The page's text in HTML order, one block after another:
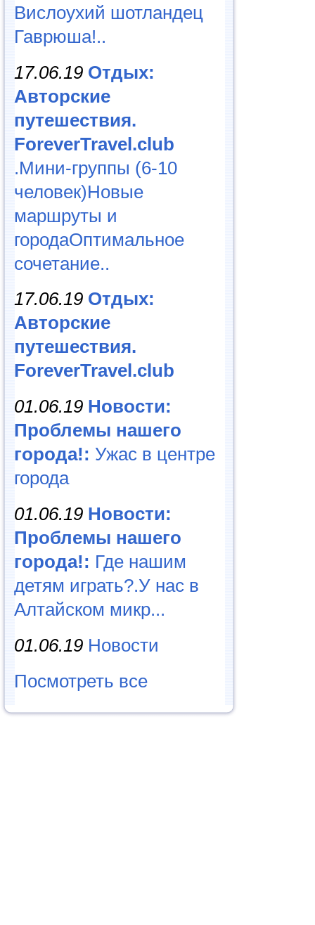
Вислоухий шотландец
Гаврюша!..
17.06.19 Отдых:
Авторские
путешествия.
ForeverTravel.club
.Мини-группы (6-10
человек)Новые
маршруты и
городаОптимальное
сочетание..
17.06.19 Отдых:
Авторские
путешествия.
ForeverTravel.club
01.06.19 Новости:
Проблемы нашего
города!: Ужас в центре
города
01.06.19 Новости:
Проблемы нашего
города!: Где нашим
детям играть?.У нас в
Алтайском микр...
01.06.19 Новости
Посмотреть все